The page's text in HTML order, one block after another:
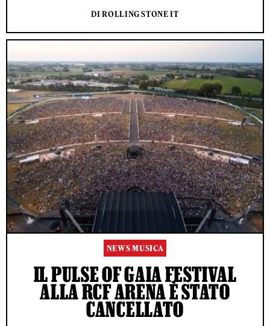
DI ROLLING STONE IT
NEWS MUSICA
IL PULSE OF GAIA FESTIVAL
ALLA RCF ARENA È STATO
CANCELLATO